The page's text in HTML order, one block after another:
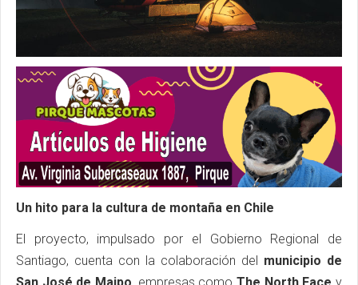
Un hito para la cultura de montaña en Chile
El proyecto, impulsado por el Gobierno Regional de
Santiago, cuenta con la colaboración del municipio de